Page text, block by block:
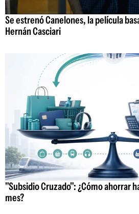
Se estrenó Canelones, la película
Hernán Casciari
"Subsidio Cruzado": ¿Cómo ahorrar
mes?